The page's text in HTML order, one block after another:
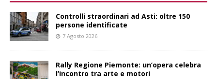
Controlli straordinari ad Asti: oltre 150
persone identificate
7 Agosto 2026
Rally Regione Piemonte: un’opera celebra
l’incontro tra arte e motori